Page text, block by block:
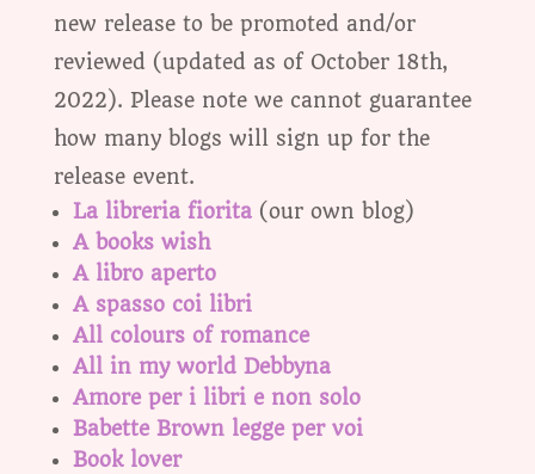
new release to be promoted and/or
reviewed (updated as of October 18th,
2022). Please note we cannot guarantee
how many blogs will sign up for the
release event.
La libreria fiorita(our own blog)
A books wish
A libro aperto
A spasso coi libri
All colours of romance
All in my world Debbyna
Amore per i libri e non solo
Babette Brown legge per voi
Book lover